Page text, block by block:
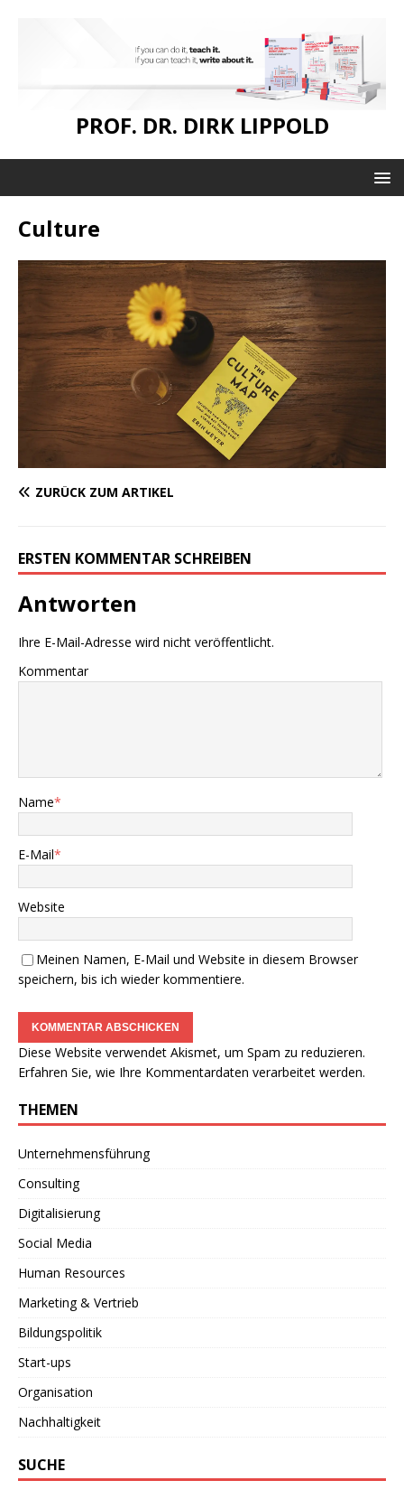
PROF. DR. DIRK LIPPOLD
Culture
ZURÜCK ZUM ARTIKEL
ERSTEN KOMMENTAR SCHREIBEN
Antworten
Ihre E-Mail-Adresse wird nicht veröffentlicht.
Kommentar
Name*
E-Mail*
Website
Meinen Namen, E-Mail und Website in diesem Browser
speichern, bis ich wieder kommentiere.
Diese Website verwendet Akismet, um Spam zu reduzieren.
Erfahren Sie, wie Ihre Kommentardaten verarbeitet werden.
THEMEN
Unternehmensführung
Consulting
Digitalisierung
Social Media
Human Resources
Marketing & Vertrieb
Bildungspolitik
Start-ups
Organisation
Nachhaltigkeit
SUCHE